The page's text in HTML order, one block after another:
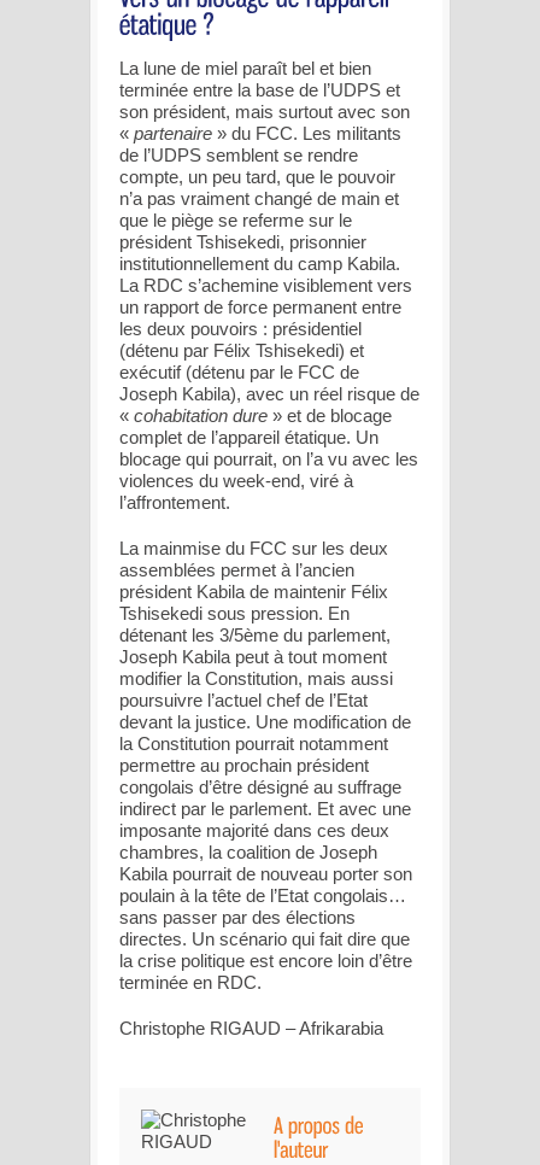
La lune de miel paraît bel et bien
terminée entre la base de l’UDPS et
son président, mais surtout avec son
« partenaire » du FCC. Les militants
de l’UDPS semblent se rendre
compte, un peu tard, que le pouvoir
n’a pas vraiment changé de main et
que le piège se referme sur le
président Tshisekedi, prisonnier
institutionnellement du camp Kabila.
La RDC s’achemine visiblement vers
un rapport de force permanent entre
les deux pouvoirs : présidentiel
(détenu par Félix Tshisekedi) et
exécutif (détenu par le FCC de
Joseph Kabila), avec un réel risque de
« cohabitation dure » et de blocage
complet de l’appareil étatique. Un
blocage qui pourrait, on l’a vu avec les
violences du week-end, viré à
l’affrontement.
La mainmise du FCC sur les deux
assemblées permet à l’ancien
président Kabila de maintenir Félix
Tshisekedi sous pression. En
détenant les 3/5ème du parlement,
Joseph Kabila peut à tout moment
modifier la Constitution, mais aussi
poursuivre l’actuel chef de l’Etat
devant la justice. Une modification de
la Constitution pourrait notamment
permettre au prochain président
congolais d’être désigné au suffrage
indirect par le parlement. Et avec une
imposante majorité dans ces deux
chambres, la coalition de Joseph
Kabila pourrait de nouveau porter son
poulain à la tête de l’Etat congolais…
sans passer par des élections
directes. Un scénario qui fait dire que
la crise politique est encore loin d’être
terminée en RDC.
Christophe RIGAUD – Afrikarabia